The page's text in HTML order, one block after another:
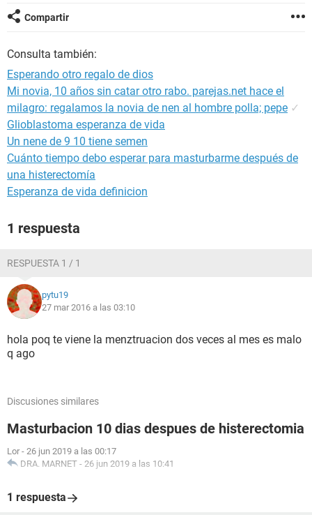
Compartir
Consulta también:
Esperando otro regalo de dios
Mi novia, 10 años sin catar otro rabo. parejas.net hace el
milagro: regalamos la novia de nen al hombre polla; pepe ✓
Glioblastoma esperanza de vida
Un nene de 9 10 tiene semen
Cuánto tiempo debo esperar para masturbarme después de
una histerectomía
Esperanza de vida definicion
1 respuesta
RESPUESTA 1 / 1
pytu19
27 mar 2016 a las 03:10
hola poq te viene la menztruacion dos veces al mes es malo
q ago
Discusiones similares
Masturbacion 10 dias despues de histerectomia
Lor - 26 jun 2019 a las 00:17
DRA. MARNET - 26 jun 2019 a las 10:41
1 respuesta